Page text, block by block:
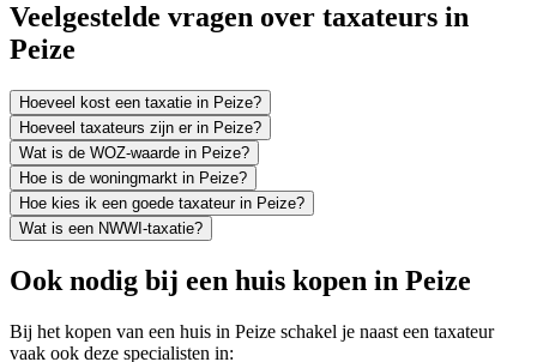
Veelgestelde vragen over taxateurs in
Peize
Hoeveel kost een taxatie in Peize?
Hoeveel taxateurs zijn er in Peize?
Wat is de WOZ-waarde in Peize?
Hoe is de woningmarkt in Peize?
Hoe kies ik een goede taxateur in Peize?
Wat is een NWWI-taxatie?
Ook nodig bij een huis kopen in Peize
Bij het kopen van een huis in Peize schakel je naast een taxateur
vaak ook deze specialisten in: